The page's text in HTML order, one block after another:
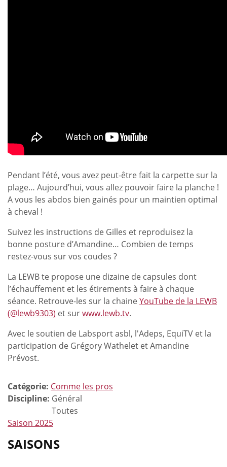
Pendant l’été, vous avez peut-être fait la carpette sur la
plage… Aujourd’hui, vous allez pouvoir faire la planche !
A vous les abdos bien gainés pour un maintien optimal
à cheval !
Suivez les instructions de Gilles et reproduisez la
bonne posture d’Amandine… Combien de temps
restez-vous sur vos coudes ?
La LEWB te propose une dizaine de capsules dont
l’échauffement et les étirements à faire à chaque
séance. Retrouve-les sur la chaineYouTube de la LEWB
(@lewb9303) et surwww.lewb.tv.
Avec le soutien de Labsport asbl, l'Adeps, EquiTV et la
participation de Grégory Wathelet et Amandine
Prévost.
Catégorie: Comme les pros
Discipline: Général
Toutes
Saison 2025
SAISONS